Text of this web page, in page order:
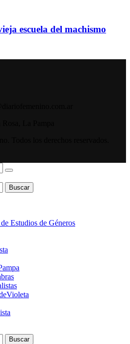
escuela del machismo
Buscar
Estudios de Géneros
Buscar